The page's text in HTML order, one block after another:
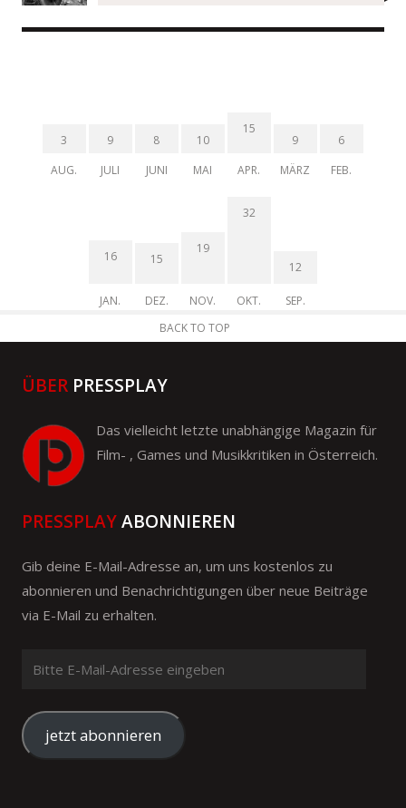
3
AUG.
9
JULI
8
JUNI
10
MAI
15
APR.
9
MÄRZ
6
FEB.
16
JAN.
15
DEZ.
19
NOV.
32
OKT.
12
SEP.
BACK TO TOP
ÜBER PRESSPLAY
Das vielleicht letzte unabhängige Magazin für
Film- , Games und Musikkritiken in Österreich.
PRESSPLAYABONNIEREN
Gib deine E-Mail-Adresse an, um uns kostenlos zu
abonnieren und Benachrichtigungen über neue Beiträge
via E-Mail zu erhalten.
Mail-
Adresse
eingeben
jetzt abonnieren